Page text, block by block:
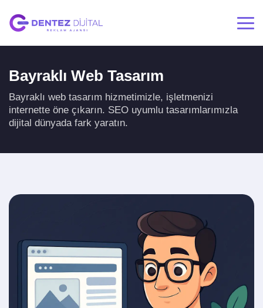
Bayraklı Web Tasarım
Bayraklı web tasarım hizmetimizle, işletmenizi
internette öne çıkarın. SEO uyumlu tasarımlarımızla
dijital dünyada fark yaratın.